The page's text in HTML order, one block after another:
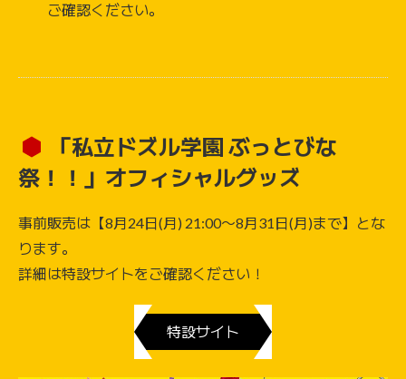
ご確認ください。
「私立ドズル学園 ぶっとびな
祭！！」オフィシャルグッズ
事前販売は【8月24日(月) 21:00〜8月31日(月)まで】とな
ります。
詳細は特設サイトをご確認ください！
特設サイト